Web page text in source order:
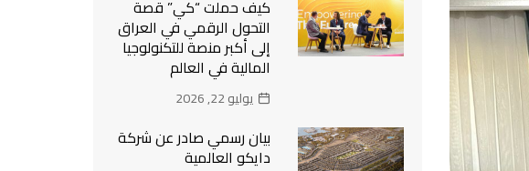
كيف حملت “كي” قصة
التحول الرقمي في العراق
إلى أكبر منصة للتكنولوجيا
المالية في العالم
يوليو 22, 2026
بيان رسمي صادر عن شركة
دايكو العالمية